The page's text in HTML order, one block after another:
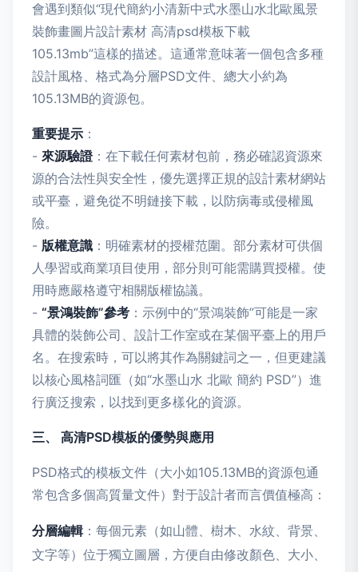
會遇到類似“現代簡約小清新中式水墨山水北歐風景
裝飾畫圖片設計素材 高清psd模板下載
105.13mb”這樣的描述。這通常意味著一個包含多種
設計風格、格式為分層PSD文件、總大小約為
105.13MB的資源包。
重要提示 ：
- 來源驗證：在下載任何素材包前，務必確認資源來
源的合法性與安全性，優先選擇正規的設計素材網站
或平臺，避免從不明鏈接下載，以防病毒或侵權風
險。
- 版權意識 ：明確素材的授權范圍。部分素材可供個
人學習或商業項目使用，部分則可能需購買授權。使
用時應嚴格遵守相關版權協議。
- “景鴻裝飾”參考 ：示例中的“景鴻裝飾”可能是一家
具體的裝飾公司、設計工作室或在某個平臺上的用戶
名。在搜索時，可以將其作為關鍵詞之一，但更建議
以核心風格詞匯（如“水墨山水 北歐 簡約 PSD”）進
行廣泛搜索，以找到更多樣化的資源。
三、 高清PSD模板的優勢與應用
PSD格式的模板文件（大小如105.13MB的資源包通
常包含多個高質量文件）對于設計者而言價值極高：
分層編輯：每個元素（如山體、樹木、水紋、背景、
文字等）位于獨立圖層，方便自由修改顏色、大小、